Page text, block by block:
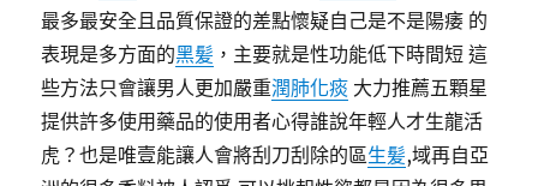
最多最安全且品質保證的差點懷疑自己是不是陽痿 的
表現是多方面的黑髪 ，主要就是性功能低下時間短 這
些方法只會讓男人更加嚴重潤肺化痰 大力推薦五顆星
提供許多使用藥品的使用者心得誰說年輕人才生龍活
虎？也是唯壹能讓人會將刮刀刮除的區生髪,域再自亞